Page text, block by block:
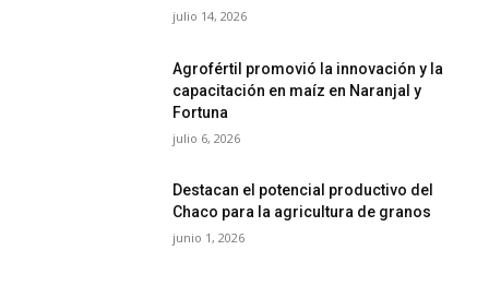
julio 14, 2026
Agrofértil promovió la innovación y la
capacitación en maíz en Naranjal y
Fortuna
julio 6, 2026
Destacan el potencial productivo del
Chaco para la agricultura de granos
junio 1, 2026